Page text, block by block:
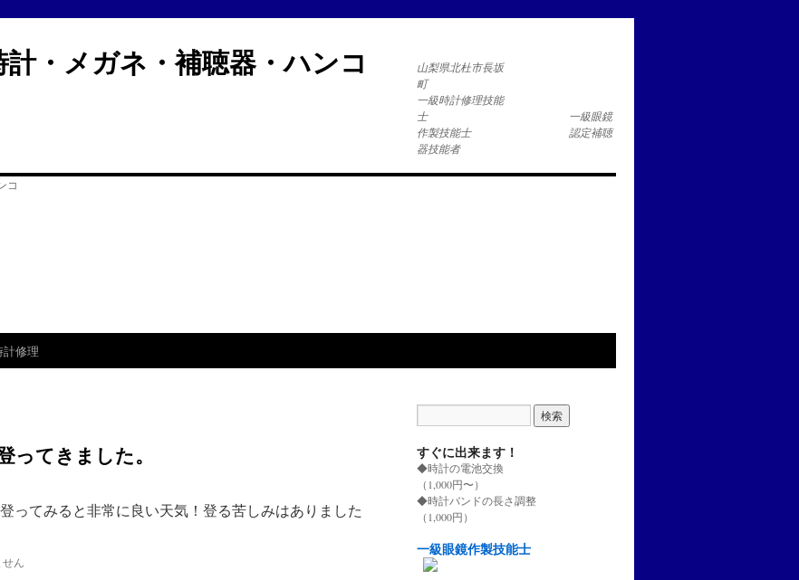
メガネ・補聴器・ハンコ
山梨県北杜市長坂
一級時計修理技能
士 一級眼鏡
作製技能士 認定補聴
器技能者
計修理
てきました。
ってみると非常に良い天気！登る苦しみはありました
ん
すぐに出来ます！
◆時計の電池交換
（1,000円〜）
◆時計バンドの長さ調整
（1,000円）
一級眼鏡作製技能士